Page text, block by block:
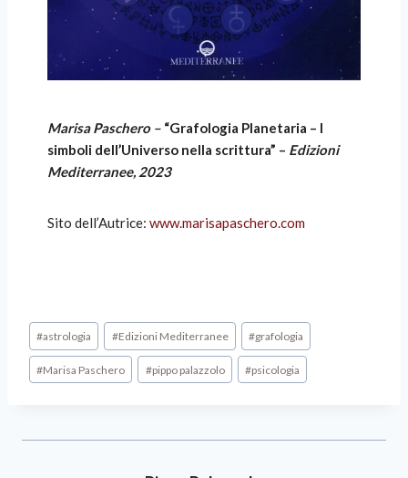
Marisa Paschero – “Grafologia Planetaria – I
simboli dell’Universo nella scrittura” – Edizioni
Mediterranee, 2023
Sito dell’Autrice: www.marisapaschero.com
#astrologia #Edizioni Mediterranee #grafologia
#Marisa Paschero #pippo palazzolo #psicologia